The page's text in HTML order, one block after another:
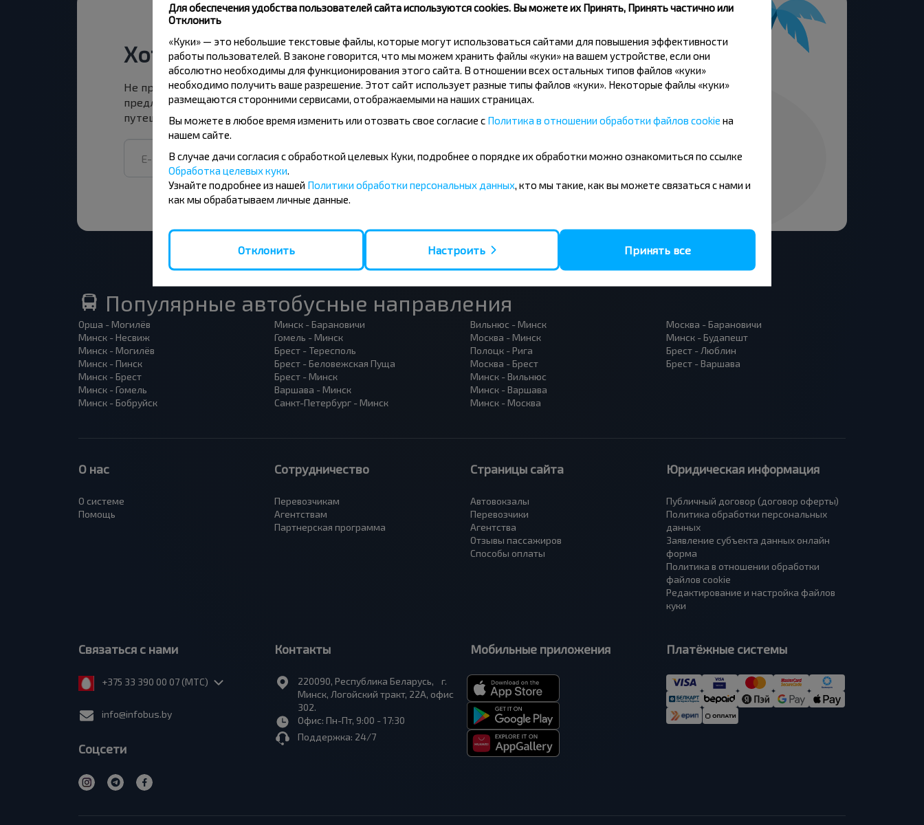
Хотите путешествовать дешевле?
Не пропусти специальные акции, скидки и другие интересные
предложения INFOBUS. Подпишись на получение новостей и
путешествуй с нами дешевле!
Подписаться
Популярные автобусные направления
Орша - Могилёв
Минск - Несвиж
Минск - Могилёв
Минск - Пинск
Минск - Брест
Минск - Гомель
Минск - Бобруйск
Минск - Барановичи
Гомель - Минск
Брест - Тересполь
Брест - Беловежская Пуща
Брест - Минск
Варшава - Минск
Санкт-Петербург - Минск
Вильнюс - Минск
Москва - Минск
Полоцк - Рига
Москва - Брест
Минск - Вильнюс
Минск - Варшава
Минск - Москва
Москва - Барановичи
Минск - Будапешт
Брест - Люблин
Брест - Варшава
О нас
О системе
Помощь
Сотрудничество
Перевозчикам
Агентствам
Партнерская программа
Страницы сайта
Автовокзалы
Перевозчики
Агентства
Отзывы пассажиров
Способы оплаты
Юридическая информация
Публичный договор (договор оферты)
Политика обработки персональных
данных
Заявление субъекта данных онлайн
форма
Политика в отношении обработки
файлов cookie
Редактирование и настройка файлов
куки
Связаться с нами
+375 33 390 00 07 (МТС)
info@infobus.by
Соцсети
Контакты
220090, Республика Беларусь, г.
Минск, Логойский тракт, 22А, офис
302.
Офис: Пн-Пт, 9:00 - 17:30
Поддержка: 24/7
Мобильные приложения Платёжные системы
Для обеспечения удобства пользователей сайта используются cookies. Вы можете их Принять, Принять частично или
Отклонить
«Куки» — это небольшие текстовые файлы, которые могут использоваться сайтами для повышения эффективности
работы пользователей. В законе говорится, что мы можем хранить файлы «куки» на вашем устройстве, если они
абсолютно необходимы для функционирования этого сайта. В отношении всех остальных типов файлов «куки»
необходимо получить ваше разрешение. Этот сайт использует разные типы файлов «куки». Некоторые файлы «куки»
размещаются сторонними сервисами, отображаемыми на наших страницах.
Вы можете в любое время изменить или отозвать свое согласие с Политика в отношении обработки файлов cookie на
нашем сайте.
В случае дачи согласия с обработкой целевых Куки, подробнее о порядке их обработки можно ознакомиться по ссылке
Обработка целевых куки
Узнайте подробнее из нашей Политики обработки персональных данных , кто мы такие, как вы можете связаться с нами и
как мы обрабатываем личные данные.
Отклонить Настроить Принять все